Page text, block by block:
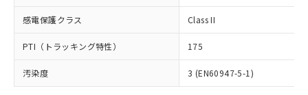
感電保護クラス Class II
PTI（トラッキング特性） 175
汚染度 3 (EN60947-5-1)
ビス）をご利用いただくには、I-Web
メンバーズにご登録されている必要が
あります。
お客様が当ウェブサイト上で当社にご
登録された部品リストについて、当社
および当社の共同利用者が、当社の製
月が前後することがあります。
※3 非含有証明書ダウンロード
質が外部に漏えいし、環境に深刻な影響を
及ぼさない年数を意味します。
い合わせください。
り引きをいたしません。
白
受注生産機種、また在庫状況の
情報を公開していない機種